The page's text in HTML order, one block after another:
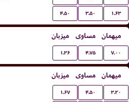
۴.۵۰ ۳.۵۰ ۱.۶۳
میزبان مساوی میهمان
۱.۳۶ ۴.۷۵ ۷.۰۰
میزبان مساوی میهمان
۱.۶۷ ۴.۵۰ ۳.۲۰